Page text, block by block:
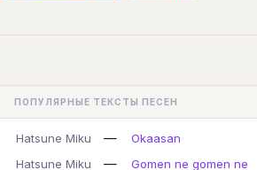
ПОПУЛЯРНЫЕ ТЕКСТЫ ПЕСЕН
Hatsune Miku —
Okaasan
Hatsune Miku
—
Gomen ne gomen ne